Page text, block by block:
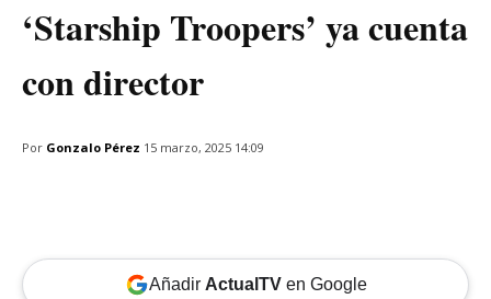
‘Starship Troopers’ ya cuenta
con director
Por Gonzalo Pérez 15 marzo, 2025 14:09
Añadir ActualTVen Google